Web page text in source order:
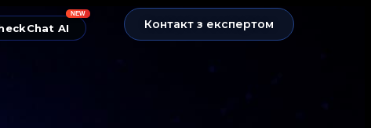
AI
NEW
Контакт з експертом